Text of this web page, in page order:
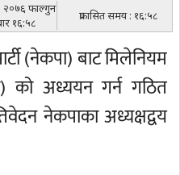
: २०७६ फाल्गुन
१६:५८
प्रकासित समय : १६:५८
(नेकपा) बाट मिलेनियम
को अध्ययन गर्न गठित
नेकपाका अध्यक्षद्वय